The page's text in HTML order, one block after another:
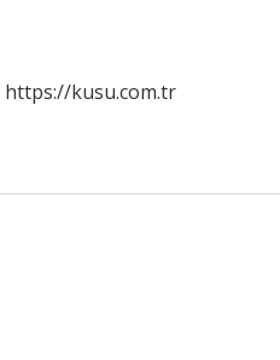
https://kusu.com.tr